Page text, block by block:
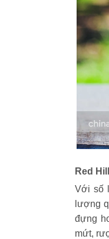
Red
Với số
lượng
đựng
mứt,